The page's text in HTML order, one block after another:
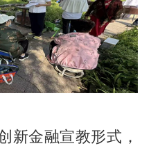
金融宣教形式，